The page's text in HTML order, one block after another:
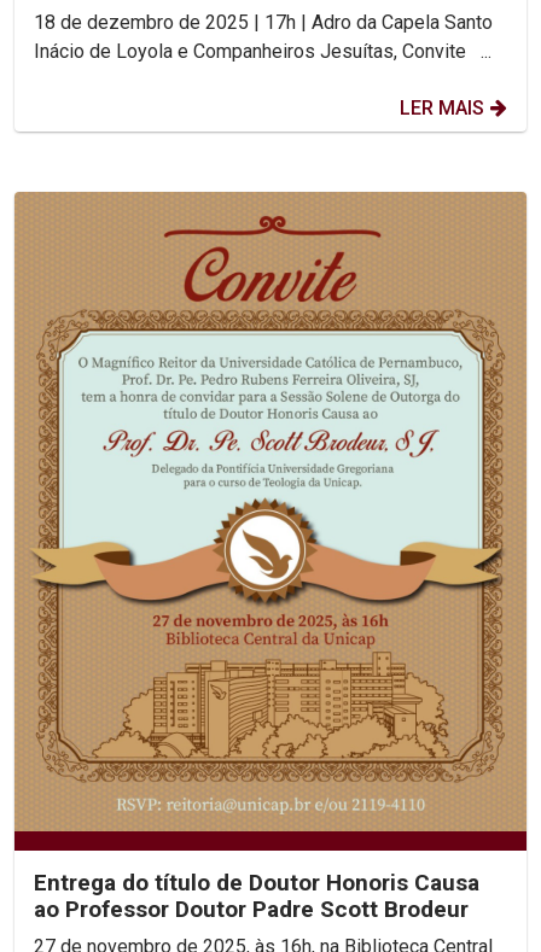
18 de dezembro de 2025 | 17h | Adro da Capela Santo
Inácio de Loyola e Companheiros Jesuítas, Convite ...
LER MAIS
Entrega do título de Doutor Honoris Causa
ao Professor Doutor Padre Scott Brodeur
27 de novembro de 2025, às 16h, na Biblioteca Central